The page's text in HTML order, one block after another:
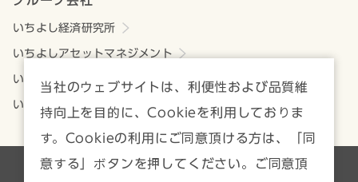
いちよし経済研究所
いちよしアセットマネジメント
いちよしビジネスサービス
いちよしIFA
各種方針・注意事項一覧 サイトマップ
当社のウェブサイトは、利便性および品質維
持向上を目的に、Cookieを利用しておりま
す。Cookieの利用にご同意頂ける方は、「同
意する」ボタンを押してください。ご同意頂